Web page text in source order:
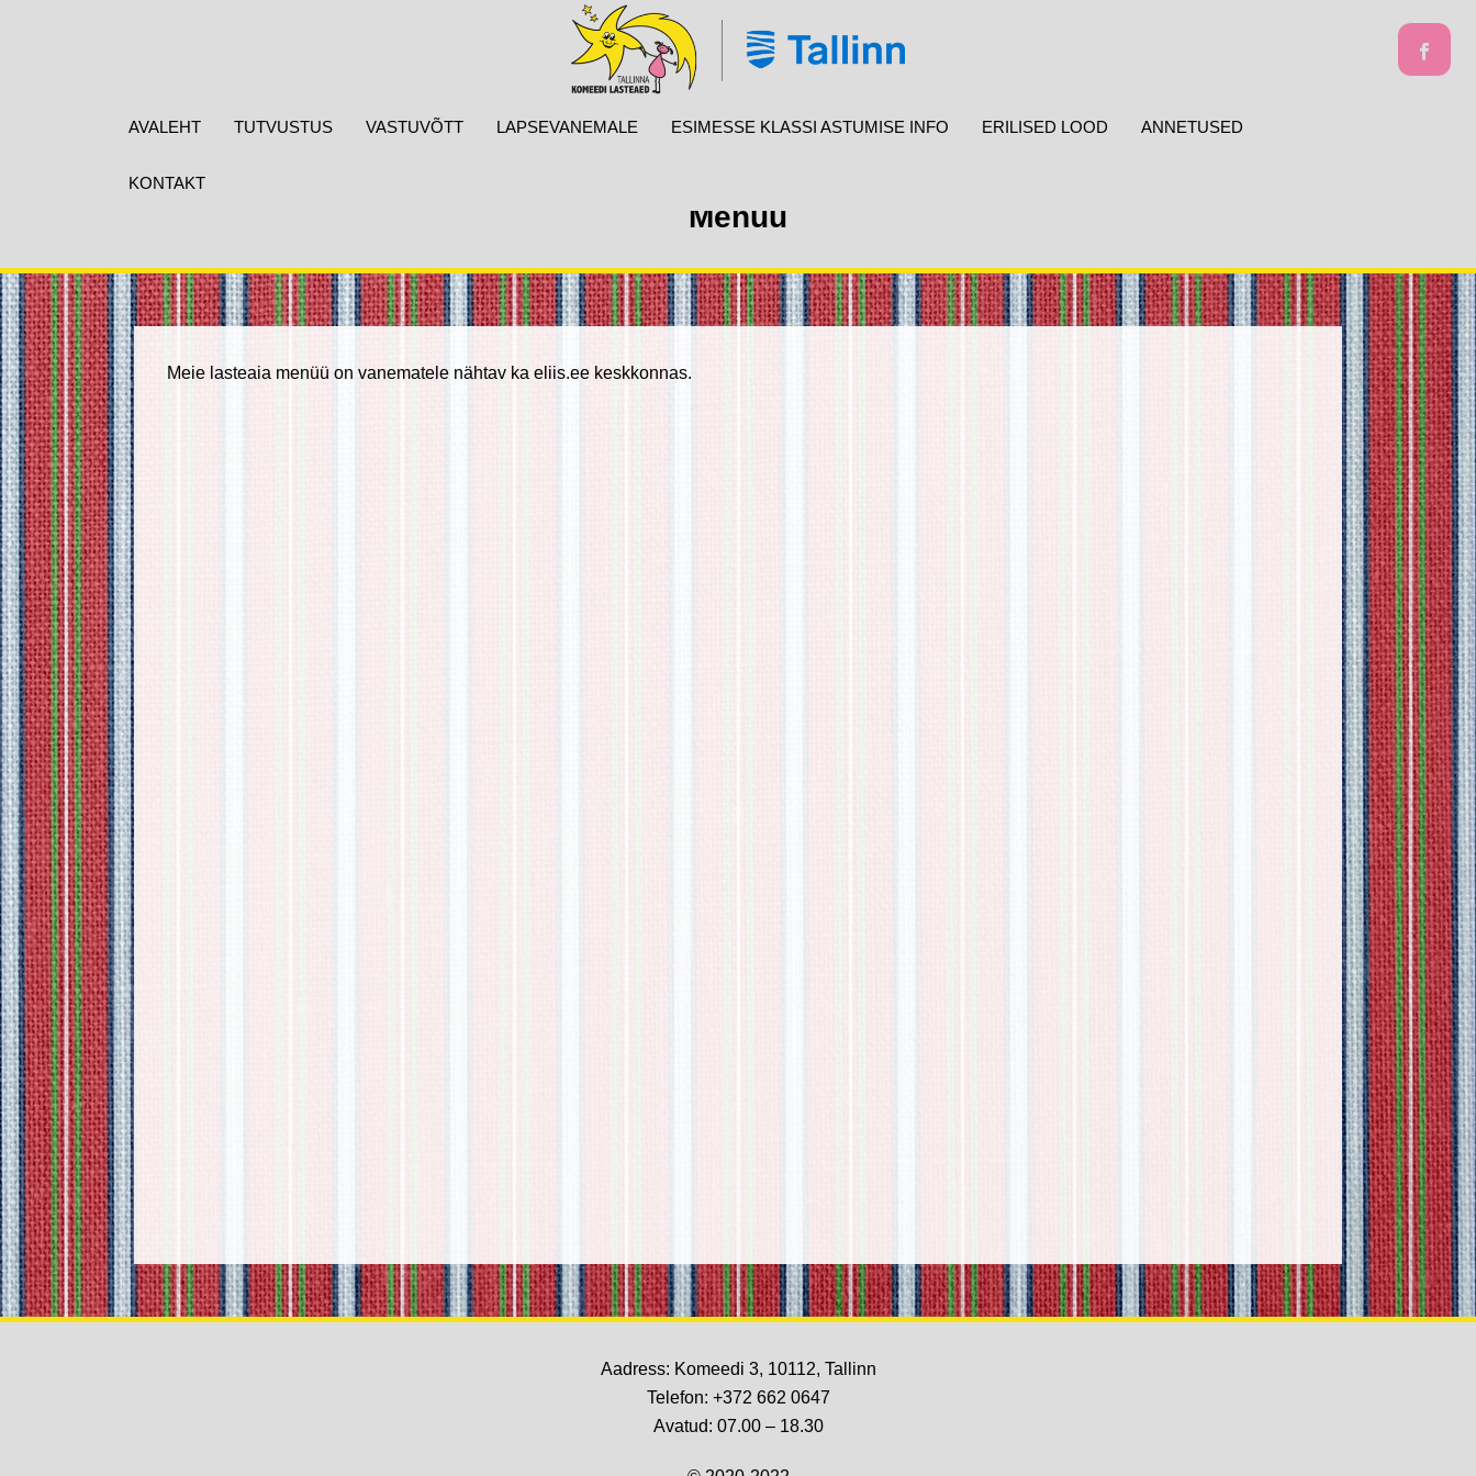
AVALEHT TUTVUSTUS VASTUVÕTT LAPSEVANEMALE ESIMESSE KLASSI ASTUMISE INFO ERILISED LOOD ANNETUSED
KONTAKT
Menüü
Meie lasteaia menüü on vanematele nähtav ka eliis.ee keskkonnas.
Aadress: Komeedi 3, 10112, Tallinn
Telefon: +372 662 0647
Avatud: 07.00 – 18.30